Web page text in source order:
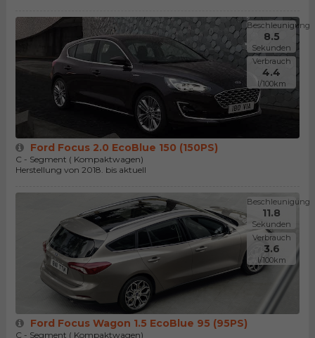
Beschleunigung
8.5
Sekunden
Verbrauch
4.4
l/100km
Ford Focus 2.0 EcoBlue 150 (150PS)
C - Segment ( Kompaktwagen)
Herstellung von 2018. bis aktuell
Beschleunigung
11.8
Sekunden
Verbrauch
3.6
l/100km
Ford Focus Wagon 1.5 EcoBlue 95 (95PS)
C - Segment ( Kompaktwagen)